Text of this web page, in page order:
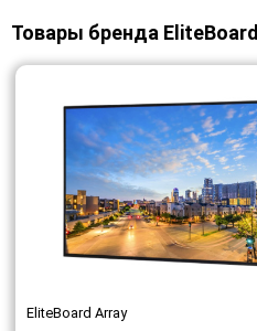
Товары бренда EliteBoard
EliteBoard Array